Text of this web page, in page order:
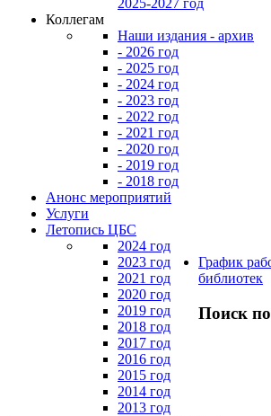
2025-2027 год
Коллегам
Наши издания - архив
- 2026 год
- 2025 год
- 2024 год
- 2023 год
- 2022 год
- 2021 год
- 2020 год
- 2019 год
- 2018 год
Анонс мероприятий
Услуги
Летопись ЦБС
2024 год
2023 год
2021 год
2020 год
2019 год
2018 год
2017 год
2016 год
2015 год
2014 год
2013 год
График
библиотек
Поиск